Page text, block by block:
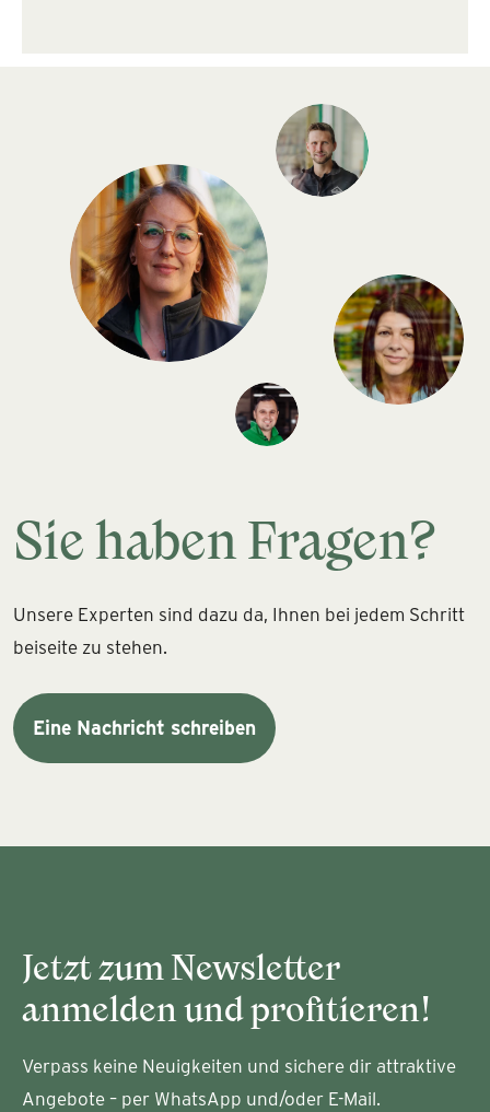
Sie haben Fragen?
Unsere Experten sind dazu da, Ihnen bei jedem Schritt
beiseite zu stehen.
Eine Nachricht schreiben
Jetzt zum Newsletter
anmelden und profitieren!
Verpass keine Neuigkeiten und sichere dir attraktive
Angebote – per WhatsApp und/oder E-Mail.